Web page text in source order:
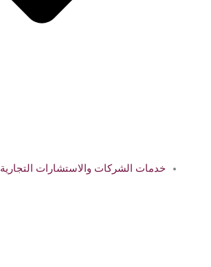
خدمات الشركات والاستشارات التجارية